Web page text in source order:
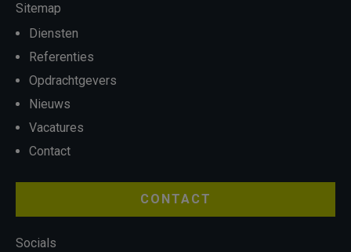
Sitemap
Diensten
Referenties
Opdrachtgevers
Nieuws
Vacatures
Contact
CONTACT
Socials